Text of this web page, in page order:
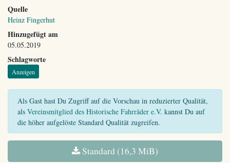
Quelle
Heinz Fingerhut
Hinzugefügt am
05.05.2019
Schlagworte
Anzeigen
Als Gast hast Du Zugriff auf die Vorschau in reduzierter Qualität,
als Vereinsmitglied des Historische Fahrräder e.V. kannst Du auf
die höher aufgelöste Standard Qualität zugreifen.
Standard (16,3 MiB)